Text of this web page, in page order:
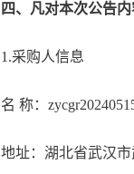
四、凡对本次公告
1.采购人信息
名 称：
地址：湖北省武汉